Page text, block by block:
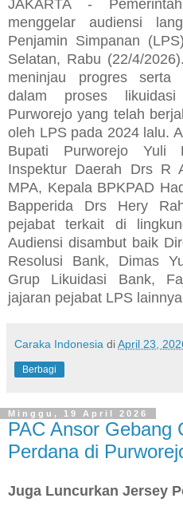
JAKARTA -
menggelar audiensi
Penjamin Simpanan
Selatan, Rabu (22/4/
meninjau progres serta
dalam proses
Purworejo yang telah
oleh LPS pada 2024 lalu.
Bupati Purworejo Yuli
Inspektur Daerah Drs R
MPA, Kepala BPKPAD
Bapperida Drs Hery
pejabat terkait di
Audiensi disambut baik
Resolusi Bank, Dimas
Grup Likuidasi Bank,
jajaran pejabat LPS
Caraka Indonesia diApril 23,
Berbagi
Minggu, 19 April 2026
PAC Ansor Gebang
Perdana di
Juga Luncurkan Jersey